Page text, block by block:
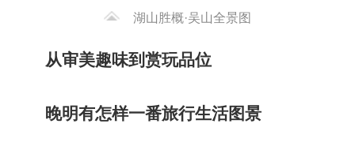
湖山胜概·吴山全景图
从审美趣味到赏玩品位
晚明有怎样一番旅行生活图景